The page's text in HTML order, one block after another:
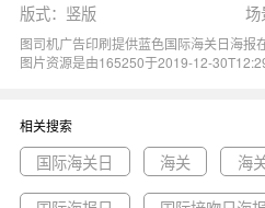
版式：竖版
场
图司机广告印刷提供蓝色国际海关日海报
图片资源是由165250于2019-12-
要用于印刷海报行业，为您推荐与蓝色国
日, 海关, 海关海报等优质图片模板资源。
相关搜索
国际海关日 海关 海